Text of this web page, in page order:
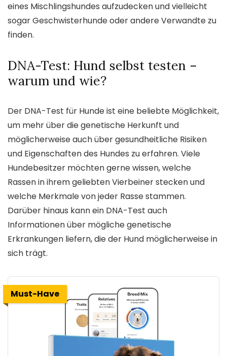
eines Mischlingshundes aufzudecken und vielleicht
sogar Geschwisterhunde oder andere Verwandte zu
finden.
DNA-Test: Hund selbst testen –
warum und wie?
Der DNA-Test für Hunde ist eine beliebte Möglichkeit,
um mehr über die genetische Herkunft und
möglicherweise auch über gesundheitliche Risiken
und Eigenschaften des Hundes zu erfahren. Viele
Hundebesitzer möchten gerne wissen, welche
Rassen in ihrem geliebten Vierbeiner stecken und
welche Merkmale von jeder Rasse stammen.
Darüber hinaus kann ein DNA-Test auch
Informationen über mögliche genetische
Erkrankungen liefern, die der Hund möglicherweise in
sich trägt.
Must-Have